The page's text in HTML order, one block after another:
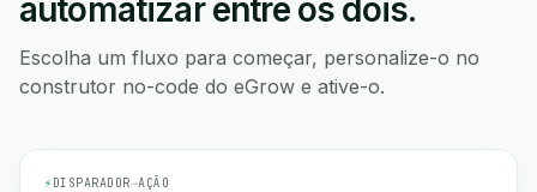
automatizar entre os dois.
Escolha um fluxo para começar, personalize-o no
construtor no-code do eGrow e ative-o.
⚡ DISPARADOR→AÇÃO